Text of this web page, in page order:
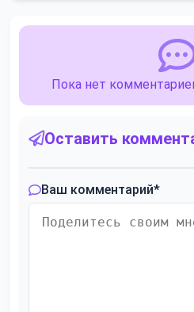
Пока нет
Оставить
Ваш комментарий*